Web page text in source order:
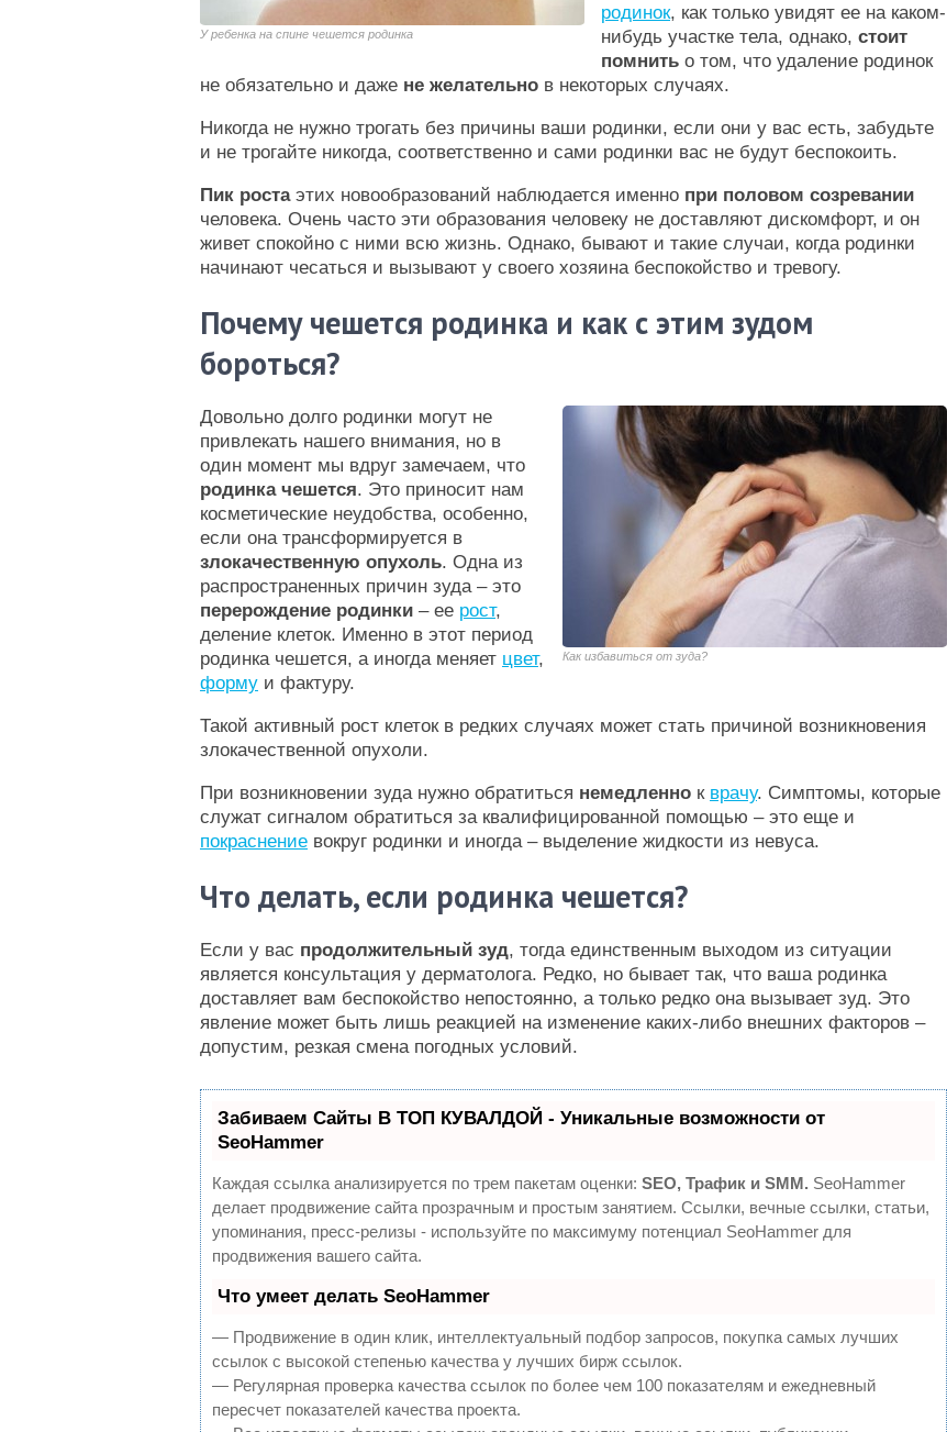
У ребенка на спине чешется родинка
родинок, как только увидят ее на каком-
нибудь участке тела, однако, стоит
помнить о том, что удаление родинок
не обязательно и даже не желательно в некоторых случаях.
Никогда не нужно трогать без причины ваши родинки, если они у вас есть, забудьте
и не трогайте никогда, соответственно и сами родинки вас не будут беспокоить.
Пик ростаэтих новообразований наблюдается именно при половом созревании
человека. Очень часто эти образования человеку не доставляют дискомфорт, и он
живет спокойно с ними всю жизнь. Однако, бывают и такие случаи, когда родинки
начинают чесаться и вызывают у своего хозяина беспокойство и тревогу.
Почему чешется родинка и как с этим зудом
бороться?
Как избавиться от зуда?
Довольно долго родинки могут не
привлекать нашего внимания, но в
один момент мы вдруг замечаем, что
родинка чешется. Это приносит нам
косметические неудобства, особенно,
если она трансформируется в
злокачественную опухоль. Одна из
распространенных причин зуда – это
перерождение родинки – ее рост,
деление клеток. Именно в этот период
родинка чешется, а иногда меняет цвет,
форму и фактуру.
Такой активный рост клеток в редких случаях может стать причиной возникновения
злокачественной опухоли.
При возникновении зуда нужно обратиться немедленно к врачу. Симптомы, которые
служат сигналом обратиться за квалифицированной помощью – это еще и
покраснение вокруг родинки и иногда – выделение жидкости из невуса.
Что делать, если родинка чешется?
Если у вас продолжительный зуд, тогда единственным выходом из ситуации
является консультация у дерматолога. Редко, но бывает так, что ваша родинка
доставляет вам беспокойство непостоянно, а только редко она вызывает зуд. Это
явление может быть лишь реакцией на изменение каких-либо внешних факторов –
допустим, резкая смена погодных условий.
Забиваем Сайты В ТОП КУВАЛДОЙ - Уникальные возможности от
SeoHammer
Каждая ссылка анализируется по трем пакетам оценки: SEO, Трафик и SMM. SeoHammer
делает продвижение сайта прозрачным и простым занятием. Ссылки, вечные ссылки, статьи,
упоминания, пресс-релизы - используйте по максимуму потенциал SeoHammer для
продвижения вашего сайта.
Что умеет делать SeoHammer
— Продвижение в один клик, интеллектуальный подбор запросов, покупка самых лучших
ссылок с высокой степенью качества у лучших бирж ссылок.
— Регулярная проверка качества ссылок по более чем 100 показателям и ежедневный
пересчет показателей качества проекта.